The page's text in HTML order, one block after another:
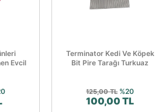
Evcil
Terminator Kedi Ve Köpek
Bit Pire Tarağı Turkuaz
125,00 TL %20
100,00 TL